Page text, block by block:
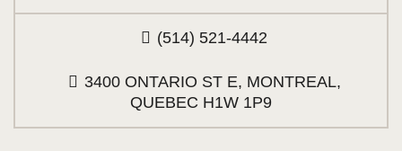
(514) 521-4442
3400 ONTARIO ST E, MONTREAL,
QUEBEC H1W 1P9